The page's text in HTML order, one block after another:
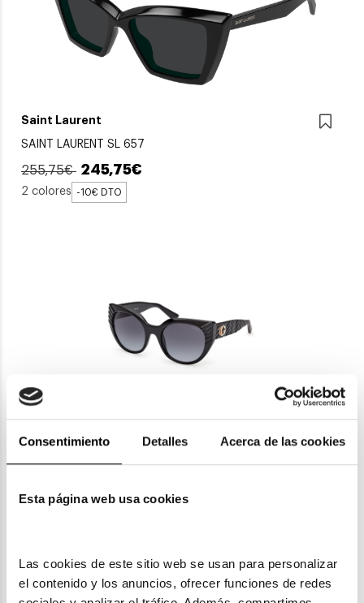
Consentimiento Detalles Acerca de las cookies
Esta página web usa cookies
Las cookies de este sitio web se usan para personalizar
el contenido y los anuncios, ofrecer funciones de redes
Saint Laurent
SAINT LAURENT SL 657
255,75€ 245,75€
2 colores -10€ DTO
Guess
GUESS GU 00255
2 colores En Stock